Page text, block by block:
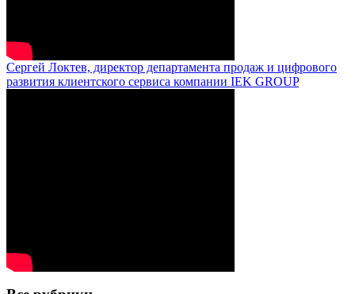
Сергей Локтев, директор департамента продаж и цифрового
развития клиентского сервиса компании IEK GROUP